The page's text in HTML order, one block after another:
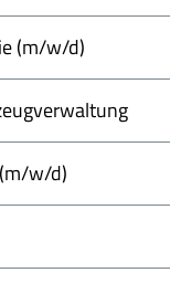
(m/w/d)
w/d)